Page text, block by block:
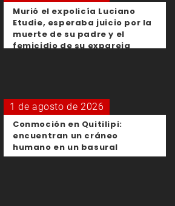
Murió el expolicía Luciano
Etudie, esperaba juicio por la
muerte de su padre y el
femicidio de su expareja
1 de agosto de 2026
Conmoción en Quitilipi:
encuentran un cráneo
humano en un basural